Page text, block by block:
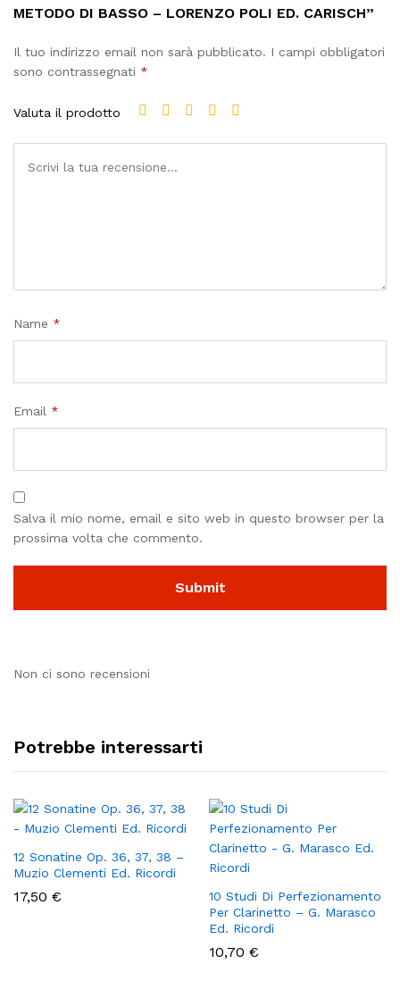
METODO DI BASSO – LORENZO POLI ED. CARISCH”
Il tuo indirizzo email non sarà pubblicato. I campi obbligatori
sono contrassegnati *
Valuta il prodotto
Name *
Email *
Salva il mio nome, email e sito web in questo browser per la
prossima volta che commento.
Non ci sono recensioni
Potrebbe interessarti
12 Sonatine Op. 36, 37, 38 –
Muzio Clementi Ed. Ricordi
17,50 €
10 Studi Di Perfezionamento
Per Clarinetto – G. Marasco
Ed. Ricordi
10,70 €